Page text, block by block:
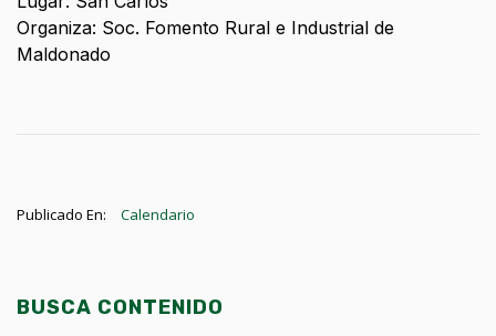
Organiza: Soc. Fomento Rural e Industrial de
Maldonado
Publicado En: Calendario
BUSCA CONTENIDO